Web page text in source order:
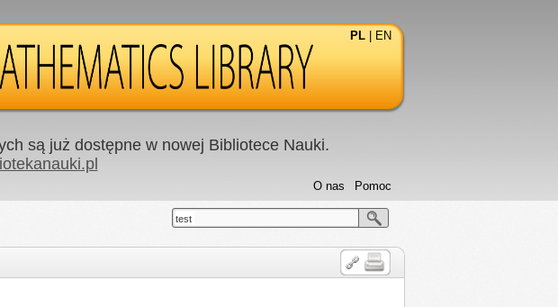
PL EN
są już dostępne w nowej Bibliotece Nauki.
Pomoc
O nas
test